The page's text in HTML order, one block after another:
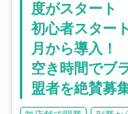
度がスタート
初心者スター
月から導入！
空き時間でブ
盟者を絶賛募